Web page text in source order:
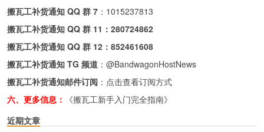
搬瓦工补货通知 QQ 群 7 ： 1015237813
搬瓦工补货通知 QQ 群 11： 280724862
搬瓦工补货通知 QQ 群 12： 852461608
搬瓦工补货通知 TG 频道 ： @BandwagonHostNews
搬瓦工补货通知邮件订阅 ： 点击查看订阅方式
六、更多信息：
《搬瓦工新手入门完全指南》
近期文章